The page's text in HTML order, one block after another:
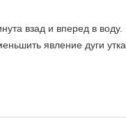
взад и вперед в воду.
явление дуги утка